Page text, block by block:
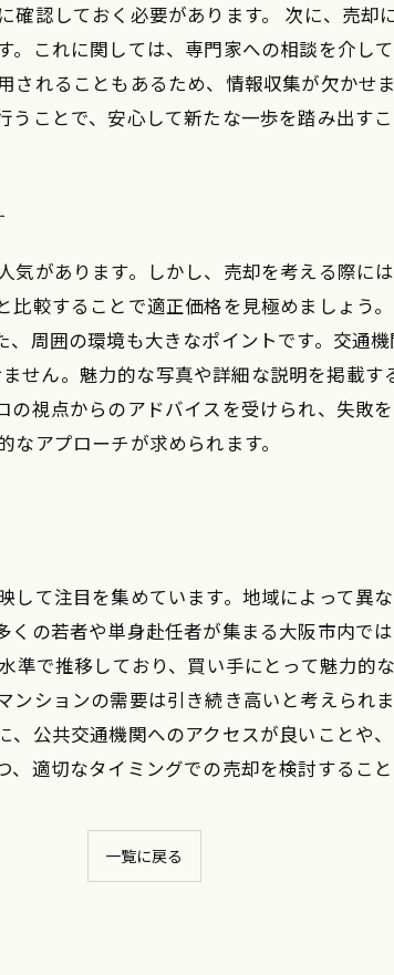
認しておく必要があります。 次に、売却
これに関しては、専門家への相談を介し
れることもあるため、情報収集が欠かせ
ことで、安心して新たな一歩を踏み出すこ
があります。しかし、売却を考える際に
較することで適正価格を見極めましょう
周囲の環境も大きなポイントです。交通
せん。魅力的な写真や詳細な説明を掲載
視点からのアドバイスを受けられ、失敗
アプローチが求められます。
て注目を集めています。地域によって異
の若者や単身赴任者が集まる大阪市内で
準で推移しており、買い手にとって魅力的
ションの需要は引き続き高いと考えられ
公共交通機関へのアクセスが良いことや
適切なタイミングでの売却を検討すること
一覧に戻る